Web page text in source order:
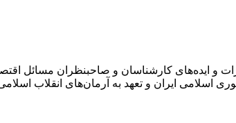
و ایده‌های کارشناسان و صاحبنظران مسائل
اسلامی ایران و تعهد به آرمان‌های انقلاب